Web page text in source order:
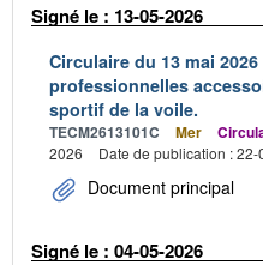
Signé le : 13-05-2026
Circulaire du 13 mai
professionnelles
sportif de la voile.
TECM2613101C Mer
2026
Date de publication : 22-
Document principal
Signé le : 04-05-2026